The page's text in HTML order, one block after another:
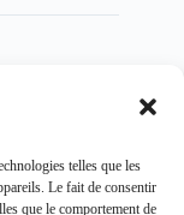
telles que les
Le fait de consentir
que le comportement de
SAS